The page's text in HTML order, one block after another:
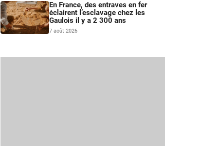
En France, des entraves en fer
éclairent l’esclavage chez les
Gaulois il y a 2 300 ans
7 août 2026